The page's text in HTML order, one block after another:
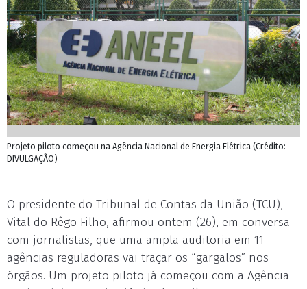
Projeto piloto começou na Agência Nacional de Energia Elétrica (Crédito:
DIVULGAÇÃO)
O presidente do Tribunal de Contas da União (TCU),
Vital do Rêgo Filho, afirmou ontem (26), em conversa
com jornalistas, que uma ampla auditoria em 11
agências reguladoras vai traçar os “gargalos” nos
órgãos. Um projeto piloto já começou com a Agência